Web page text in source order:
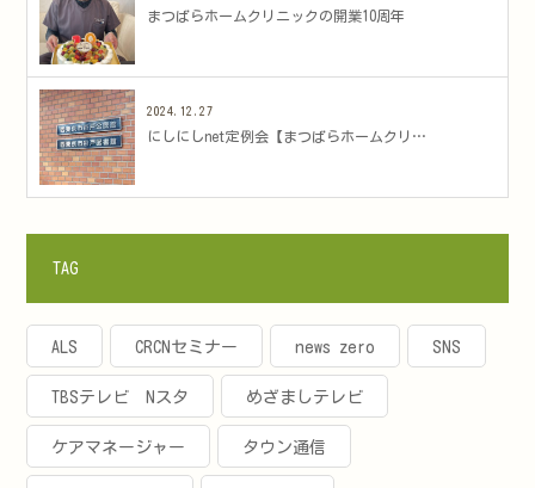
まつばらホームクリニックの開業10周年
2024.12.27
にしにしnet定例会【まつばらホームクリ…
TAG
ALS CRCNセミナー news zero SNS
TBSテレビ Nスタ めざましテレビ
ケアマネージャー タウン通信